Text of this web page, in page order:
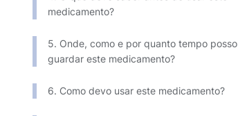
medicamento?
5. Onde, como e por quanto tempo posso
guardar este medicamento?
6. Como devo usar este medicamento?